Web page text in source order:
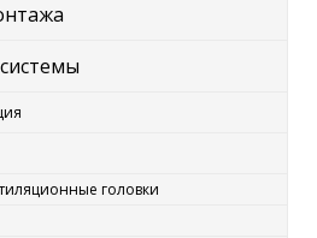
головки